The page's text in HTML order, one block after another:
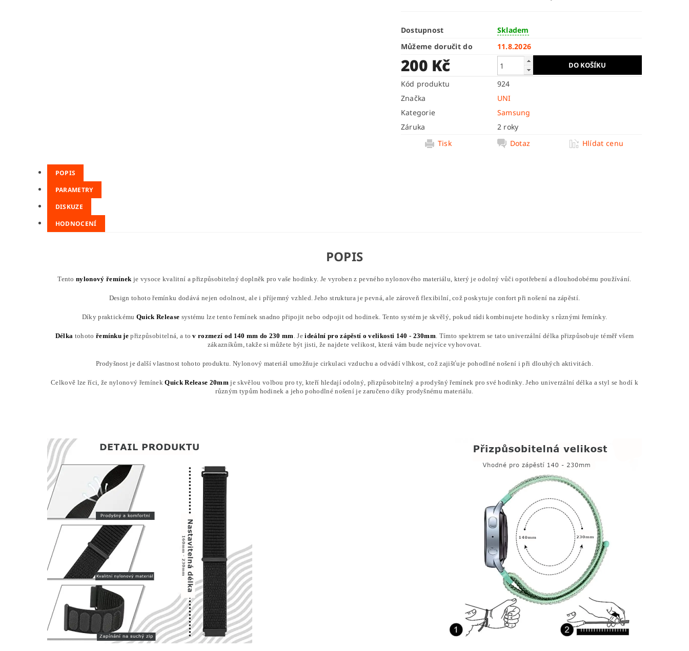
Dostupnost
Skladem
Můžeme doručit do
11.8.2026
200 Kč
Kód produktu
924
Značka
UNI
Kategorie
Samsung
Záruka
2 roky
Tisk
Dotaz Hlídat cenu
POPIS
PARAMETRY
DISKUZE
HODNOCENÍ
POPIS
Tentonylonový řemínekje vysoce kvalitní a přizpůsobitelný doplněk pro vaše hodinky. Je vyroben z pevného nylonového materiálu, který je odolný vůči opotřebení a dlouhodobému používání.
Design tohoto řemínku dodává nejen odolnost, ale i příjemný vzhled. Jeho struktura je pevná, ale zároveň flexibilní, což poskytuje confort při nošení na zápěstí.
Díky praktickémuQuick Release systému lze tento řemínek snadno připojit nebo odpojit od hodinek. Tento systém je skvělý, pokud rádi kombinujete hodinky s různými řemínky.
Délka tohoto řemínku je přizpůsobitelná, a tov rozmezí od 140 mm do 230 mm. Jeideální pro zápěstí o velikosti 140 - 230mm. Tímto spektrem se tato univerzální délka přizpůsobuje téměř všem
zákazníkům, takže si můžete být jisti, že najdete velikost, která vám bude nejvíce vyhovovat.
Prodyšnost je další vlastnost tohoto produktu. Nylonový materiál umožňuje cirkulaci vzduchu a odvádí vlhkost, což zajišťuje pohodlné nošení i při dlouhých aktivitách.
Celkově lze říci, že nylonový řemínekQuick Release 20mm je skvělou volbou pro ty, kteří hledají odolný, přizpůsobitelný a prodyšný řemínek pro své hodinky. Jeho univerzální délka a styl se hodí k
různým typům hodinek a jeho pohodlné nošení je zaručeno díky prodyšnému materiálu.